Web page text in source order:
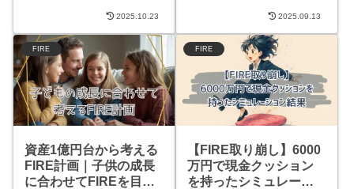
2025.10.23 2025.09.13
FIRE
資産1億円台から考える
FIRE計画｜子供の成長
に合わせてFIREを目指
FIRE
【FIRE取り崩し】6000
万円で現金クッション
を持ったシミュレーシ